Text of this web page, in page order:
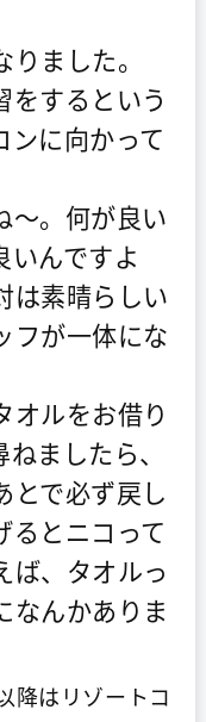
ました。
をするという
ンに向かって
～。何が良い
いんですよ
は素晴らしい
フが一体にな
オルをお借り
ましたら、
とで必ず戻し
るとニコって
ば、タオルっ
なんかありま
降はリゾートコ